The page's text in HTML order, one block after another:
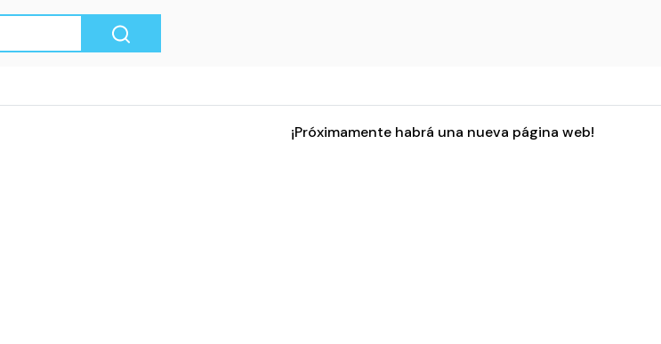
¡Próximamente habrá una nueva página web!